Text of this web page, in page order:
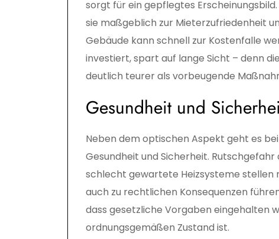
sorgt für ein gepflegtes
sie maßgeblich zur Mieterzufriedenheit
Gebäude kann schnell zur Kostenfalle
investiert, spart auf lange Sicht – denn
deutlich teurer als vorbeugende
Gesundheit und
Neben dem optischen Aspekt geht es
Gesundheit und Sicherheit.
schlecht gewartete Heizsysteme stellen
auch zu rechtlichen Konsequenzen
dass gesetzliche Vorgaben eingehalten
ordnungsgemäßen Zustand ist.